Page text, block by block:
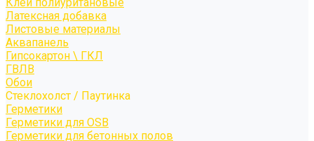
Латексная добавка
Листовые материалы
Аквапанель
Гипсокартон \ ГКЛ
ГВЛВ
Обои
Стеклохолст / Паутинка
Герметики
Герметики для OSB
Герметики для бетонных полов